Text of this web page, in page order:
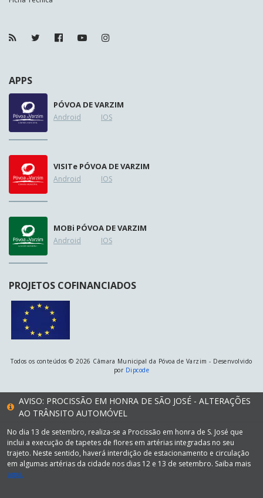
APPS
PÓVOA DE VARZIM
Android IOS
VISITe PÓVOA DE VARZIM
Android IOS
MOBi PÓVOA DE VARZIM
Android IOS
PROJETOS COFINANCIADOS
Todos os conteúdos © 2026 Câmara Municipal da Póvoa de Varzim - Desenvolvido
por Dipcode
AVISO: PROCISSÃO EM HONRA DE SÃO JOSÉ - ALTERAÇÕES
AO TRÂNSITO AUTOMÓVEL
No dia 13 de setembro, realiza-se a Procissão em honra de S. José que
inclui a execução de tapetes de flores em artérias integradas no seu
trajeto. Neste sentido, haverá interdição de estacionamento e circulação
em algumas artérias da cidade nos dias 12 e 13 de setembro. Saiba mais
aqui.